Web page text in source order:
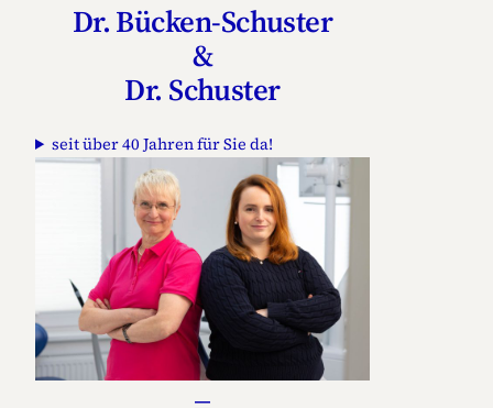
Dr. Bücken-Schuster
&
Dr. Schuster
seit über 40 Jahren für Sie da!